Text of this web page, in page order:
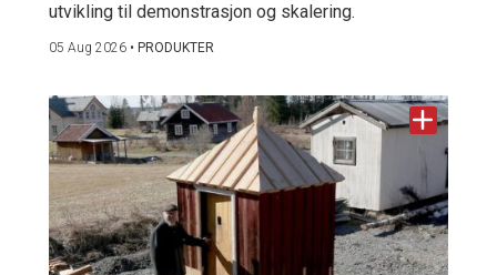
utvikling til demonstrasjon og skalering.
05 Aug 2026 • PRODUKTER